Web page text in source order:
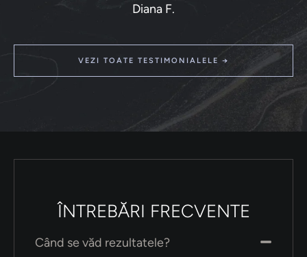
Diana F.
VEZI TOATE TESTIMONIALELE →
ÎNTREBĂRI FRECVENTE
Când se văd rezultatele?